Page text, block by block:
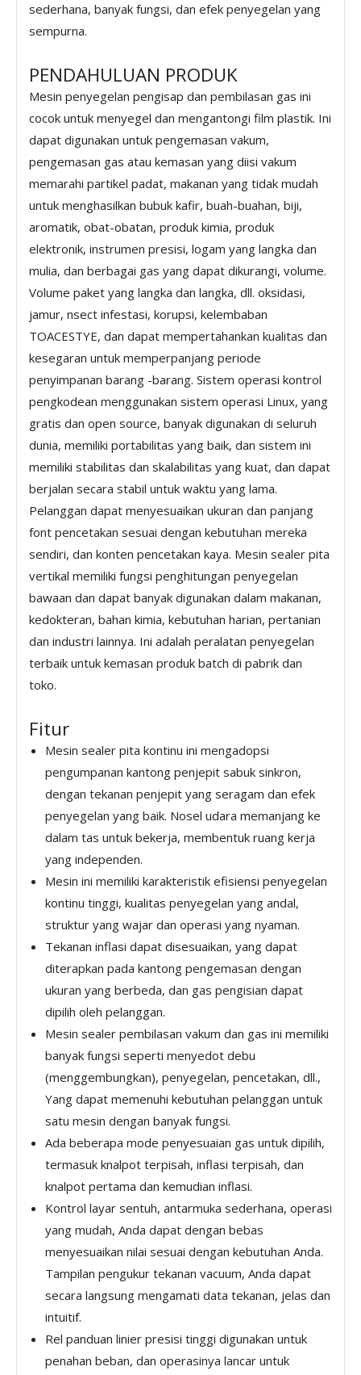
sederhana, banyak fungsi, dan efek penyegelan yang
sempurna.
PENDAHULUAN PRODUK
Mesin penyegelan pengisap dan pembilasan gas ini
cocok untuk menyegel dan mengantongi film plastik. Ini
dapat digunakan untuk pengemasan vakum,
pengemasan gas atau kemasan yang diisi vakum
memarahi partikel padat, makanan yang tidak mudah
untuk menghasilkan bubuk kafir, buah-buahan, biji,
aromatik, obat-obatan, produk kimia, produk
elektronik, instrumen presisi, logam yang langka dan
mulia, dan berbagai gas yang dapat dikurangi, volume.
Volume paket yang langka dan langka, dll. oksidasi,
jamur, nsect infestasi, korupsi, kelembaban
TOACESTYE, dan dapat mempertahankan kualitas dan
kesegaran untuk memperpanjang periode
penyimpanan barang -barang. Sistem operasi kontrol
pengkodean menggunakan sistem operasi Linux, yang
gratis dan open source, banyak digunakan di seluruh
dunia, memiliki portabilitas yang baik, dan sistem ini
memiliki stabilitas dan skalabilitas yang kuat, dan dapat
berjalan secara stabil untuk waktu yang lama.
Pelanggan dapat menyesuaikan ukuran dan panjang
font pencetakan sesuai dengan kebutuhan mereka
sendiri, dan konten pencetakan kaya. Mesin sealer pita
vertikal memiliki fungsi penghitungan penyegelan
bawaan dan dapat banyak digunakan dalam makanan,
kedokteran, bahan kimia, kebutuhan harian, pertanian
dan industri lainnya. Ini adalah peralatan penyegelan
terbaik untuk kemasan produk batch di pabrik dan
toko.
Fitur
Mesin sealer pita kontinu ini mengadopsi
pengumpanan kantong penjepit sabuk sinkron,
dengan tekanan penjepit yang seragam dan efek
penyegelan yang baik. Nosel udara memanjang ke
dalam tas untuk bekerja, membentuk ruang kerja
yang independen.
Mesin ini memiliki karakteristik efisiensi penyegelan
kontinu tinggi, kualitas penyegelan yang andal,
struktur yang wajar dan operasi yang nyaman.
Tekanan inflasi dapat disesuaikan, yang dapat
diterapkan pada kantong pengemasan dengan
ukuran yang berbeda, dan gas pengisian dapat
dipilih oleh pelanggan.
Mesin sealer pembilasan vakum dan gas ini memiliki
banyak fungsi seperti menyedot debu
(menggembungkan), penyegelan, pencetakan, dll.,
Yang dapat memenuhi kebutuhan pelanggan untuk
satu mesin dengan banyak fungsi.
Ada beberapa mode penyesuaian gas untuk dipilih,
termasuk knalpot terpisah, inflasi terpisah, dan
knalpot pertama dan kemudian inflasi.
Kontrol layar sentuh, antarmuka sederhana, operasi
yang mudah, Anda dapat dengan bebas
menyesuaikan nilai sesuai dengan kebutuhan Anda.
Tampilan pengukur tekanan vacuum, Anda dapat
secara langsung mengamati data tekanan, jelas dan
intuitif.
Rel panduan linier presisi tinggi digunakan untuk
penahan beban, dan operasinya lancar untuk